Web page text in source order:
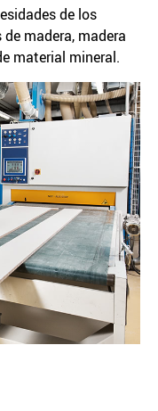
de los
madera, madera
material mineral.